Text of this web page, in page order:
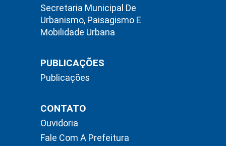
Secretaria Municipal De
Urbanismo, Paisagismo E
Mobilidade Urbana
PUBLICAÇÕES
Publicações
CONTATO
Ouvidoria
Fale Com A Prefeitura